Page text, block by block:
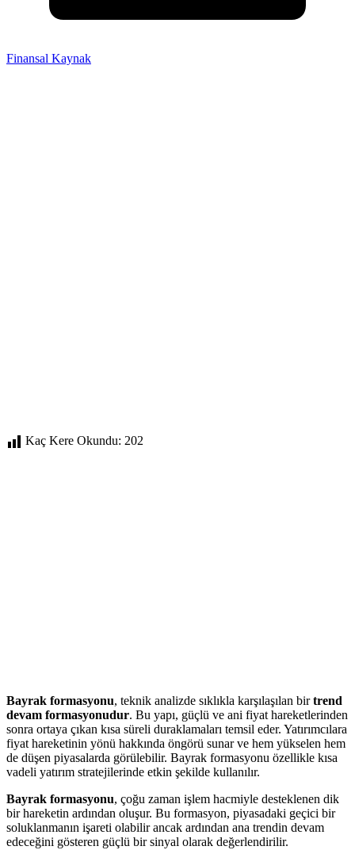
Finansal Kaynak
Kaç Kere Okundu: 202
Bayrak formasyonu, teknik analizde sıklıkla karşılaşılan birtrend
devam formasyonudur. Bu yapı, güçlü ve ani fiyat hareketlerinden
sonra ortaya çıkan kısa süreli duraklamaları temsil eder. Yatırımcılara
fiyat hareketinin yönü hakkında öngörü sunar ve hem yükselen hem
de düşen piyasalarda görülebilir. Bayrak formasyonu özellikle kısa
vadeli yatırım stratejilerinde etkin şekilde kullanılır.
Bayrak formasyonu, çoğu zaman işlem hacmiyle desteklenen dik
bir hareketin ardından oluşur. Bu formasyon, piyasadaki geçici bir
soluklanmanın işareti olabilir ancak ardından ana trendin devam
edeceğini gösteren güçlü bir sinyal olarak değerlendirilir.